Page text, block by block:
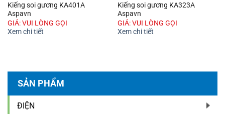
SẢN PHẨM
ĐIỆN
Kiếng soi gương KA401A
Aspavn
GIÁ: VUI LÒNG GỌI
Xem chi tiết
Kiếng soi gương KA323A
Aspavn
GIÁ: VUI LÒNG GỌI
Xem chi tiết